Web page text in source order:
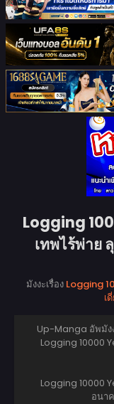
Logging
เทพไร้พ่าย
มังงะเรื่อง Logging
เ
Up-Manga อัพมัง
Logging 10000
Logging 10000
อนา